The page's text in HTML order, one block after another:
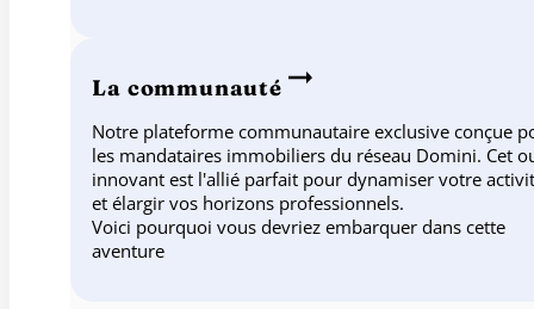
La communauté
Notre plateforme communautaire exclusive conçue
les mandataires immobiliers du réseau Domini. Cet
innovant est l'allié parfait pour dynamiser votre
et élargir vos horizons professionnels.
Voici pourquoi vous devriez embarquer dans cette
aventure